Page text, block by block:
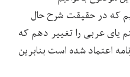
که در حقیقت شرح حال
عربی را تغییر دهم که
اعتماد شده است بنابرین